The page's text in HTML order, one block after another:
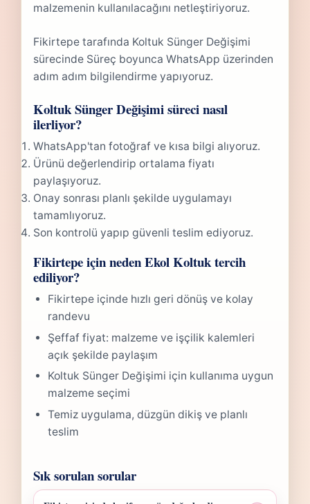
malzemenin kullanılacağını netleştiriyoruz.
Fikirtepe tarafında Koltuk Sünger Değişimi
sürecinde Süreç boyunca WhatsApp üzerinden
adım adım bilgilendirme yapıyoruz.
Koltuk Sünger Değişimi süreci nasıl
ilerliyor?
WhatsApp'tan fotoğraf ve kısa bilgi alıyoruz.
Ürünü değerlendirip ortalama fiyatı
paylaşıyoruz.
Onay sonrası planlı şekilde uygulamayı
tamamlıyoruz.
Son kontrolü yapıp güvenli teslim ediyoruz.
Fikirtepe için neden Ekol Koltuk tercih
ediliyor?
Fikirtepe içinde hızlı geri dönüş ve kolay
randevu
Şeffaf fiyat: malzeme ve işçilik kalemleri
açık şekilde paylaşım
Koltuk Sünger Değişimi için kullanıma uygun
malzeme seçimi
Temiz uygulama, düzgün dikiş ve planlı
teslim
Sık sorulan sorular